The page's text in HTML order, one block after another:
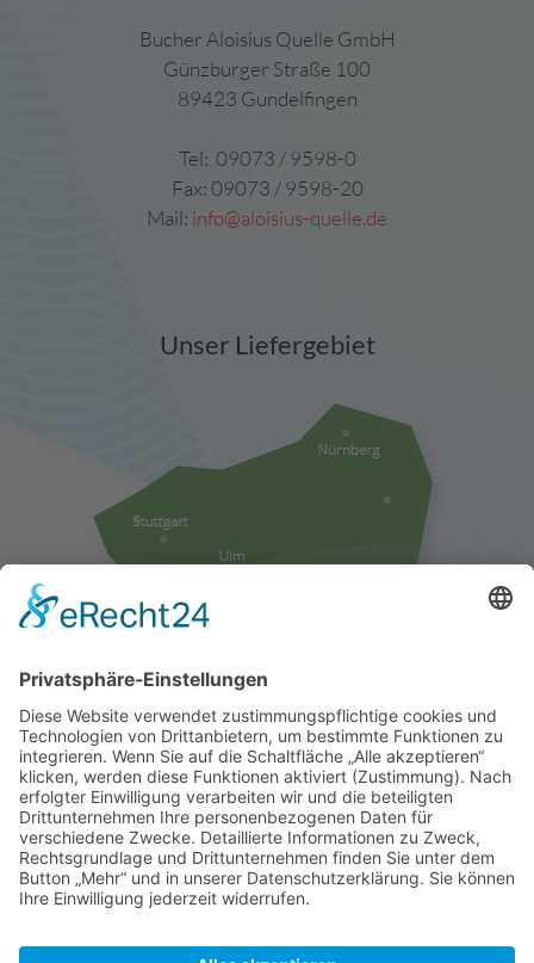
Bucher Aloisius Quelle GmbH
Günzburger Straße 100
89423 Gundelfingen
Tel: 09073 / 9598-0
Fax: 09073 / 9598-20
Mail: info@aloisius-quelle.de
Unser Liefergebiet
Liefergebiete anzeigen
Folgen Sie uns auf Facebook